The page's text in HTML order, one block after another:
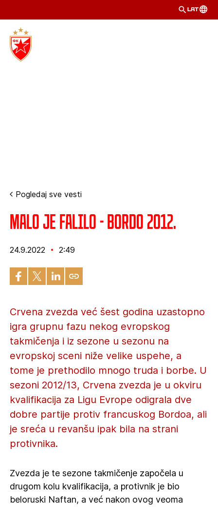
LAT
Pogledaj sve vesti
Malo je falilo - Bordo 2012.
24.9.2022 2:49
Crvena zvezda već šest godina uzastopno
igra grupnu fazu nekog evropskog
takmičenja i iz sezone u sezonu na
evropskoj sceni niže velike uspehe, a
tome je prethodilo mnogo truda i borbe. U
sezoni 2012/13, Crvena zvezda je u okviru
kvalifikacija za Ligu Evrope odigrala dve
dobre partije protiv francuskog Bordoa, ali
je sreća u revanšu ipak bila na strani
protivnika.
Zvezda je te sezone takmičenje započela u
drugom kolu kvalifikacija, a protivnik je bio
beloruski Naftan, a već nakon ovog veoma